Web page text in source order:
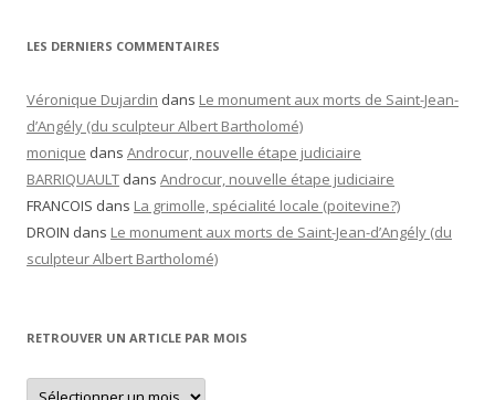
LES DERNIERS COMMENTAIRES
Véronique Dujardin dans Le monument aux morts de Saint-Jean-
d’Angély (du sculpteur Albert Bartholomé)
monique dans Androcur, nouvelle étape judiciaire
BARRIQUAULT dans Androcur, nouvelle étape judiciaire
FRANCOIS dans La grimolle, spécialité locale (poitevine?)
DROIN dans Le monument aux morts de Saint-Jean-d’Angély (du
sculpteur Albert Bartholomé)
RETROUVER UN ARTICLE PAR MOIS
Retrouver